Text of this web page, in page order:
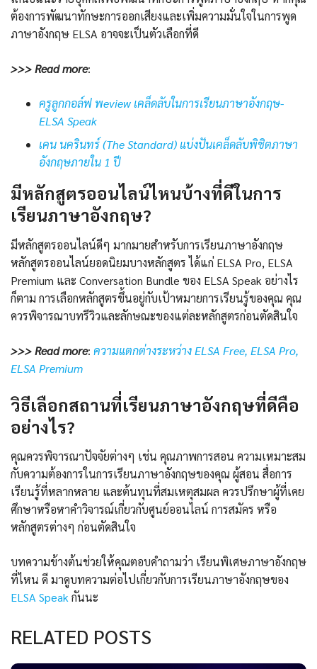
ต้องการพัฒนาทักษะการออกเสียงและเพิ่มความมั่นใจในการพูด
ภาษาอังกฤษ ELSA อาจจะเป็นตัวเลือกที่ดี
>>> Read more:
ครูลูกกอล์ฟ พeview เคล็ดลับในการเรียนภาษาอังกฤษ-
ELSA Speak
เคน นครินทร์ (The Standard) แบ่งปันเคล็ดลับพิชิตภาษา
อังกฤษภายใน 1 ปี
มีหลักสูตรออนไลน์ไหนบ้างที่ดีในการ
เรียนภาษาอังกฤษ?
มีหลักสูตรออนไลน์ดีๆ มากมายสำหรับการเรียนภาษาอังกฤษ
หลักสูตรออนไลน์ยอดนิยมบางหลักสูตร ได้แก่ ELSA Pro, ELSA
Premium และ Conversation Bundle ของ ELSA Speak อย่างไร
ก็ตาม การเลือกหลักสูตรขึ้นอยู่กับเป้าหมายการเรียนรู้ของคุณ คุณ
ควรพิจารณาบทรีวิวและลักษณะของแต่ละหลักสูตรก่อนตัดสินใจ
>>> Read more: ความแตกต่างระหว่าง ELSA Free, ELSA Pro,
ELSA Premium
วิธีเลือกสถานที่เรียนภาษาอังกฤษที่ดีคือ
อย่างไร?
คุณควรพิจารณาปัจจัยต่างๆ เช่น คุณภาพการสอน ความเหมาะสม
กับความต้องการในการเรียนภาษาอังกฤษของคุณ ผู้สอน สื่อการ
เรียนรู้ที่หลากหลาย และต้นทุนที่สมเหตุสมผล ควรปรึกษาผู้ที่เคย
ศึกษาหรือหาคำวิจารณ์เกี่ยวกับศูนย์ออนไลน์ การสมัคร หรือ
หลักสูตรต่างๆ ก่อนตัดสินใจ
บทความข้างต้นช่วยให้คุณตอบคำถามว่า เรียนพิเศษภาษาอังกฤษ
ที่ไหน ดี มาดูบทความต่อไปเกี่ยวกับการเรียนภาษาอังกฤษของ
ELSA Speakกันนะ
RELATED POSTS